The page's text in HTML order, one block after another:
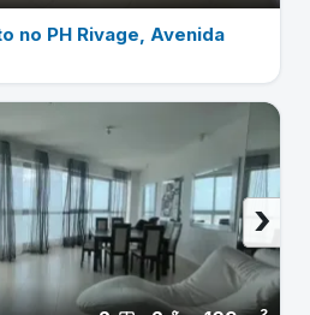
no PH Rivage, Avenida
›